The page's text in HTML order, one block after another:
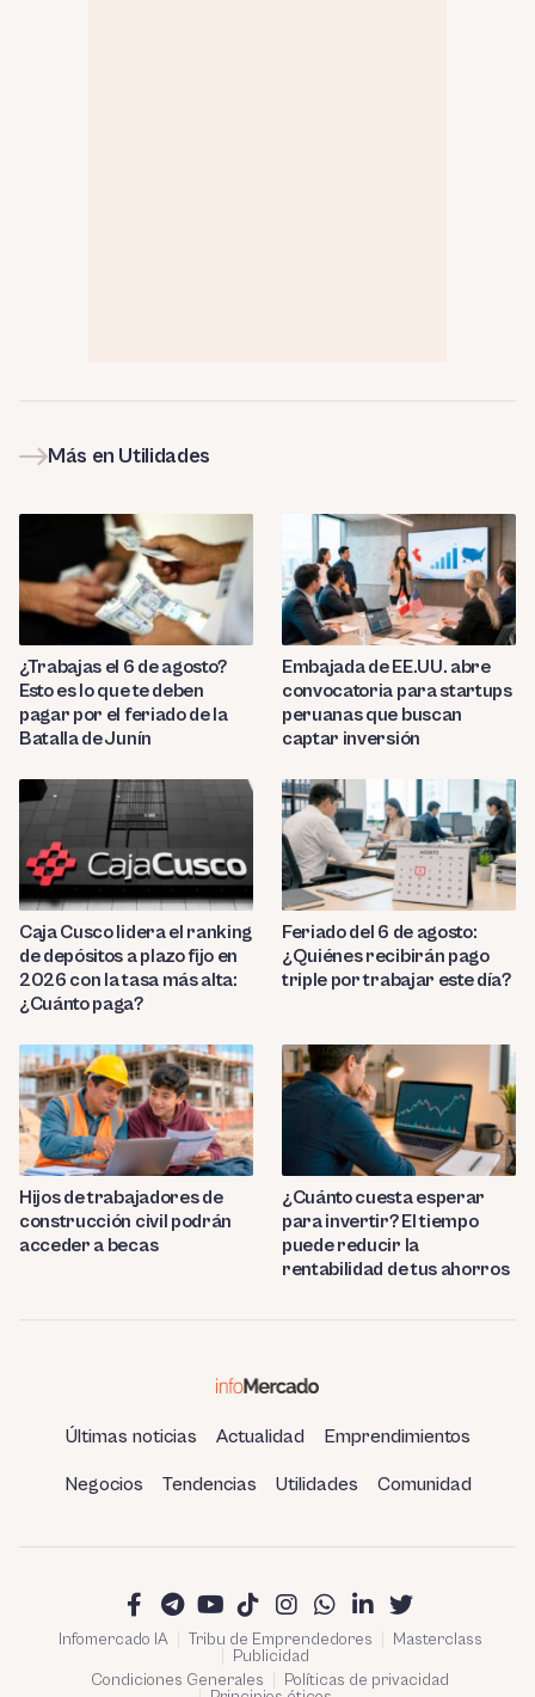
Más en Utilidades
¿Trabajas el 6 de agosto?
Esto es lo que te deben
pagar por el feriado de la
Batalla de Junín
Embajada de EE.UU. abre
convocatoria para startups
peruanas que buscan
captar inversión
Caja Cusco lidera el ranking
de depósitos a plazo fijo en
2026 con la tasa más alta:
¿Cuánto paga?
Feriado del 6 de agosto:
¿Quiénes recibirán pago
triple por trabajar este día?
Hijos de trabajadores de
construcción civil podrán
acceder a becas
¿Cuánto cuesta esperar
para invertir? El tiempo
puede reducir la
rentabilidad de tus ahorros
Últimas noticias Actualidad Emprendimientos
Negocios Tendencias Utilidades Comunidad
Infomercado IA Tribu de Emprendedores
Masterclass
Publicidad
Condiciones Generales
Políticas de privacidad